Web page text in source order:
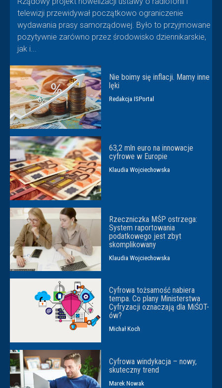
telewizji przewidywał początkowo ograniczenie
wydawania prasy samorządowej. Było to przyjmowane
pozytywnie zarówno przez środowisko dziennikarskie,
jak i...
Nie boimy się inflacji. Mamy inne
lęki
Redakcja ISPortal
63,2 mln euro na innowacje
cyfrowe w Europie
Klaudia Wojciechowska
Rzeczniczka MŚP ostrzega:
System raportowania
podatkowego jest zbyt
skomplikowany
Klaudia Wojciechowska
Cyfrowa tożsamość nabiera
tempa. Co plany Ministerstwa
Cyfryzacji oznaczają dla MiŚOT-
ów?
Michał Koch
Cyfrowa windykacja – nowy,
skuteczny trend
Marek Nowak